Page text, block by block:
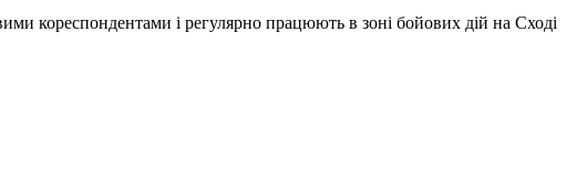
кореспондентами і регулярно працюють в зоні бойових дій на Сході